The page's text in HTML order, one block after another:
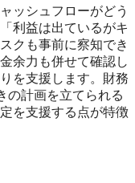
ッシュフローがどう
利益は出ているがキ
クも事前に察知でき
余力も併せて確認し
を支援します。財務
の計画を立てられる
を支援する点が特徴